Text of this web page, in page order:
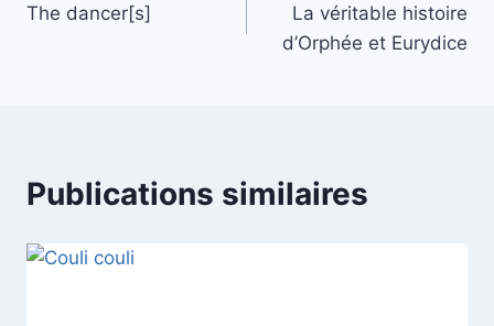
de
The dancer[s]
La véritable histoire
d’Orphée et Eurydice
Publications similaires